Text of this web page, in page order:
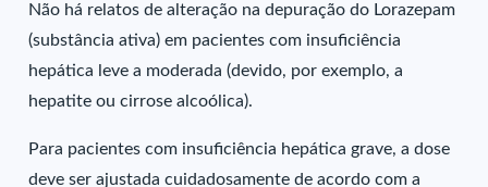
Não há relatos de alteração na depuração do Lorazepam
(substância ativa) em pacientes com insuficiência
hepática leve a moderada (devido, por exemplo, a
hepatite ou cirrose alcoólica).
Para pacientes com insuficiência hepática grave, a dose
deve ser ajustada cuidadosamente de acordo com a